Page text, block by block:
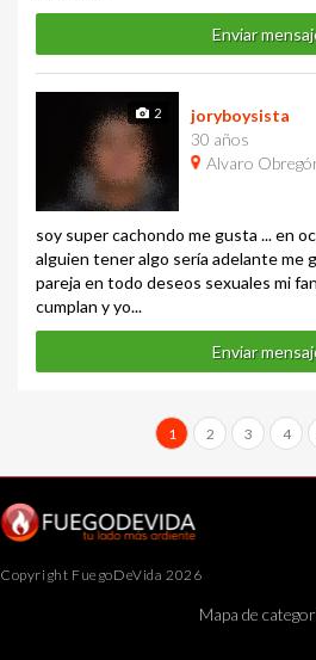
Enviar
2
joryboysista
30 años
Alvaro
soy super cachondo me gusta ... en
alguien tener algo sería adelante me
pareja en todo deseos sexuales mi
cumplan y yo...
Enviar
1 2 3 4
Copyright FuegoDeVida 2026
Mapa de